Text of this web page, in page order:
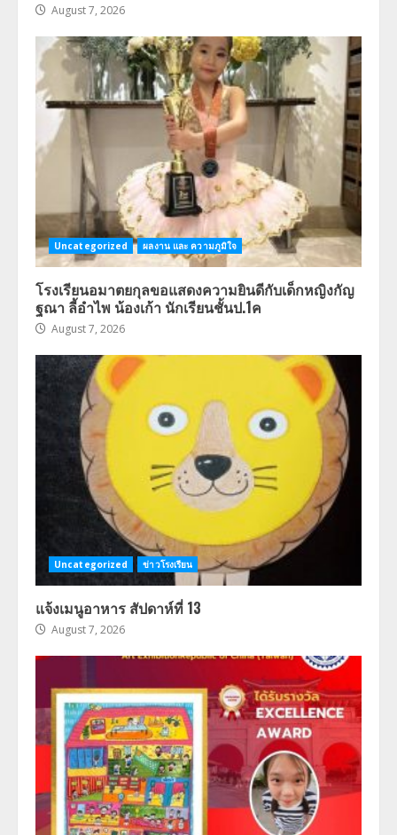
August 7, 2026
Uncategorized ผลงาน และ ความภูมิใจ
โรงเรียนอมาตยกุลขอแสดงความยินดีกับเด็กหญิงกัญ
ฐณา ลี้อำไพ น้องเก้า นักเรียนชั้นป.1ค
August 7, 2026
Uncategorized ข่าวโรงเรียน
แจ้งเมนูอาหาร สัปดาห์ที่ 13
August 7, 2026